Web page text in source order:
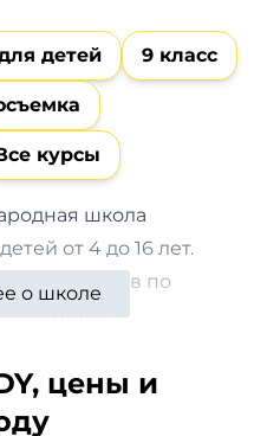
детей 9 класс
курсы
школа
от 4 до 16 лет.
и подростков по
Всего в линейке
о школе
цены и